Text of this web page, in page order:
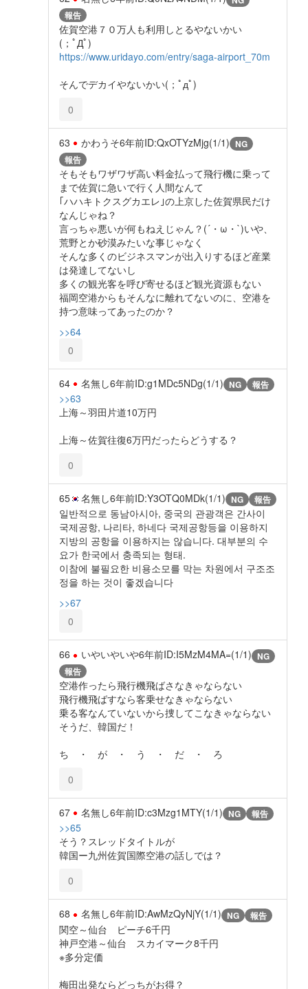
報告
佐賀空港７０万人も利用しとるやないかい
(；ﾟДﾟ)
https://www.uridayo.com/entry/saga-airport_70m
そんでデカイやないかい(；ﾟдﾟ)
0
63 かわうそ6年前ID:QxOTYzMjg(1/1) NG
報告
そもそもワザワザ高い料金払って飛行機に乗って
まで佐賀に急いで行く人間なんて
｢ハハキトクスグカエレ｣の上京した佐賀県民だけ
なんじゃね？
言っちゃ悪いが何もねえじゃん？(´・ω・`)いや、
荒野とか砂漠みたいな事じゃなく
そんな多くのビジネスマンが出入りするほど産業
は発達してないし
多くの観光客を呼び寄せるほど観光資源もない
福岡空港からもそんなに離れてないのに、空港を
持つ意味ってあったのか？
>>64
0
64 名無し6年前ID:g1MDc5NDg(1/1) NG 報告
>>63
上海～羽田片道10万円
上海～佐賀往復6万円だったらどうする？
0
65 名無し6年前ID:Y3OTQ0MDk(1/1) NG 報告
일반적으로 동남아시아, 중국의 관광객은 간사이
국제공항, 나리타, 하네다 국제공항등을 이용하지
지방의 공항을 이용하지는 않습니다. 대부분의 수
요가 한국에서 충족되는 형태.
이참에 불필요한 비용소모를 막는 차원에서 구조조
정을 하는 것이 좋겠습니다
>>67
0
66 いやいやいや6年前ID:I5MzM4MA=(1/1) NG
報告
空港作ったら飛行機飛ばさなきゃならない
飛行機飛ばすなら客乗せなきゃならない
乗る客なんていないから捜してこなきゃならない
そうだ、韓国だ！
ち ・ が ・ う ・ だ ・ ろ
0
67 名無し6年前ID:c3Mzg1MTY(1/1) NG 報告
>>65
そう？スレッドタイトルが
韓国ー九州佐賀国際空港の話しでは？
0
68 名無し6年前ID:AwMzQyNjY(1/1) NG 報告
関空～仙台 ピーチ6千円
神戸空港～仙台 スカイマーク8千円
※多分定価
梅田出発ならどっちがお得？